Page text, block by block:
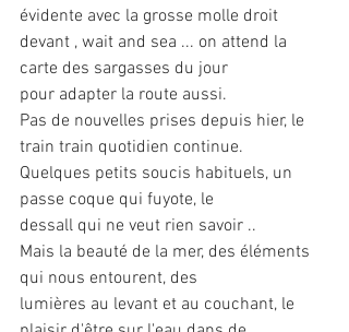
évidente avec la grosse molle droit
devant , wait and sea ... on attend la
carte des sargasses du jour
pour adapter la route aussi.
Pas de nouvelles prises depuis hier, le
train train quotidien continue.
Quelques petits soucis habituels, un
passe coque qui fuyote, le
dessall qui ne veut rien savoir ..
Mais la beauté de la mer, des éléments
qui nous entourent, des
lumières au levant et au couchant, le